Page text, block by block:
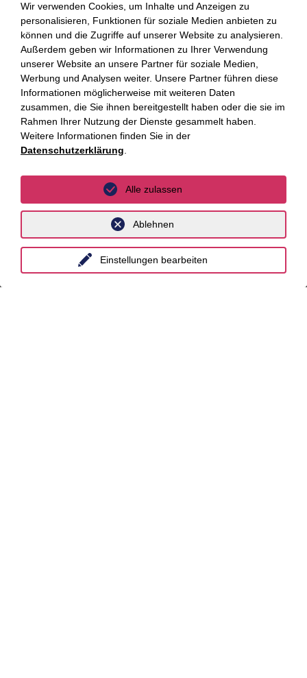
Distressed Funds
Künstliche Intelligenz
Standorte
Berlin
Düsseldorf
Essen
Hamburg
Hannover
Wir verwenden Cookies, um Inhalte und Anzeigen zu
personalisieren, Funktionen für soziale Medien anbieten zu
können und die Zugriffe auf unserer Website zu analysieren.
Außerdem geben wir Informationen zu Ihrer Verwendung
unserer Website an unsere Partner für soziale Medien,
Werbung und Analysen weiter. Unsere Partner führen diese
Informationen möglicherweise mit weiteren Daten
zusammen, die Sie ihnen bereitgestellt haben oder die sie im
Rahmen Ihrer Nutzung der Dienste gesammelt haben.
Weitere Informationen finden Sie in der
Datenschutzerklärung
Einstellungen bearbeiten
Ablehnen
Alle zulassen